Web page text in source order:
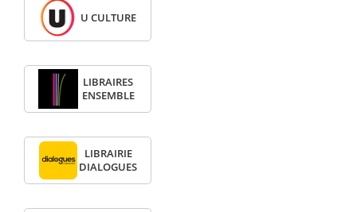
U CULTURE
LIBRAIRES
ENSEMBLE
LIBRAIRIE
DIALOGUES